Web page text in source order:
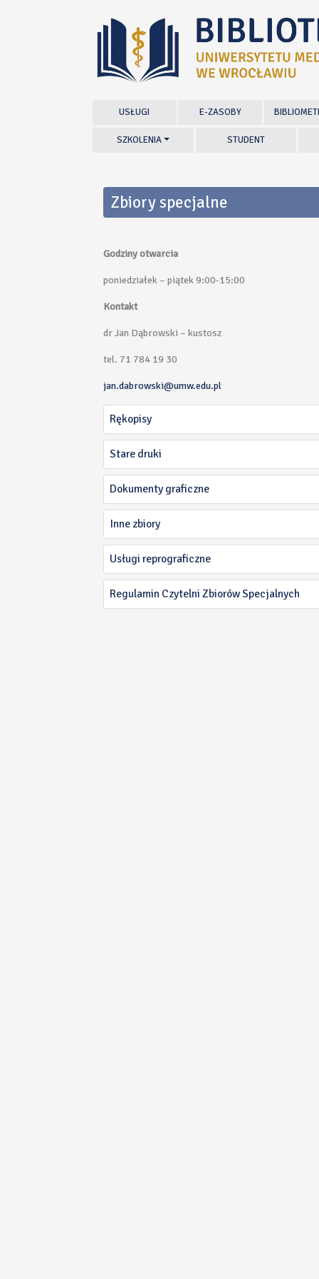
USŁUGI E-ZASOBY
SZKOLENIA STUDENT
Zbiory specjalne
Godziny otwarcia
poniedziałek – piątek 9:00-15:00
Kontakt
dr Jan Dąbrowski – kustosz
tel. 71 784 19 30
jan.dabrowski@umw.edu.pl
Rękopisy
Stare druki
Dokumenty graficzne
Inne zbiory
Usługi reprograficzne
Regulamin Czytelni Zbiorów Specjalnych